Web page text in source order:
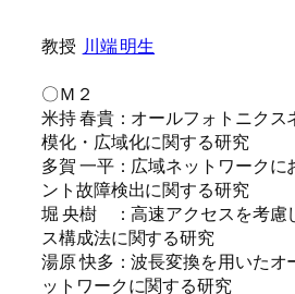
教授 川端 明生
〇Ｍ２
米持 春貴：オールフォトニクス
模化・広域化に関する研究
多賀 一平：広域ネットワークに
ント故障検出に関する研究
堀 央樹 ：高速アクセスを考慮
ス構成法に関する研究
湯原 快多：波長変換を用いたオ
ットワークに関する研究